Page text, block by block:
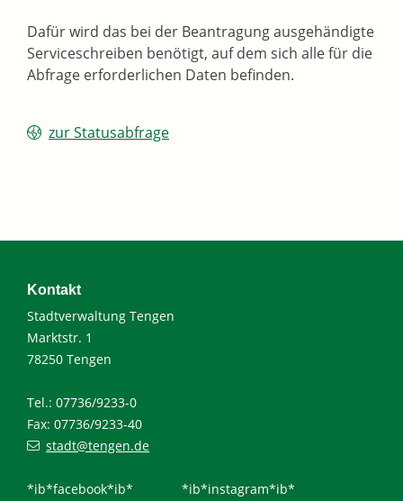
Dafür wird das bei der Beantragung ausgehändigte
Serviceschreiben benötigt, auf dem sich alle für die
Abfrage erforderlichen Daten befinden.
zur Statusabfrage
Kontakt
Stadtverwaltung Tengen
Marktstr. 1
78250 Tengen
Tel.: 07736/9233-0
Fax: 07736/9233-40
stadt@tengen.de
*ib*facebook*ib*
*ib*instagram*ib*